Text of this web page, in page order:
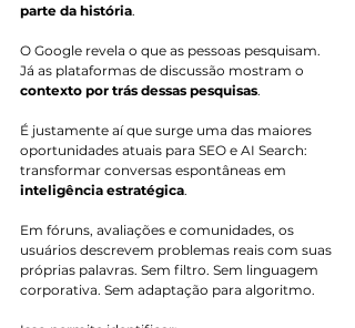
parte da história.
O Google revela o que as pessoas pesquisam.
Já as plataformas de discussão mostram o
contexto por trás dessas pesquisas.
É justamente aí que surge uma das maiores
oportunidades atuais para SEO e AI Search:
transformar conversas espontâneas em
inteligência estratégica.
Em fóruns, avaliações e comunidades, os
usuários descrevem problemas reais com suas
próprias palavras. Sem filtro. Sem linguagem
corporativa. Sem adaptação para algoritmo.